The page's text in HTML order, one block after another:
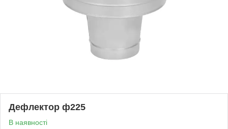
Дефлектор ф225
В наявності